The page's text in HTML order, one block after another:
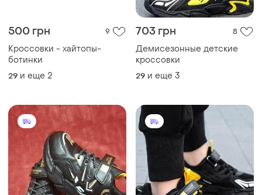
500 грн 9
Кроссовки - хайтопы-
ботинки
29 и еще 2
703 грн 8
Демисезонные детские
кроссовки
29 и еще 3